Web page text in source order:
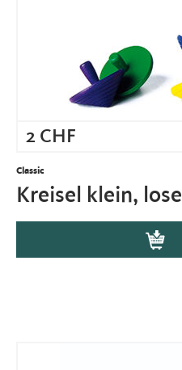
2 CHF
Classic
Kreisel klein, lose